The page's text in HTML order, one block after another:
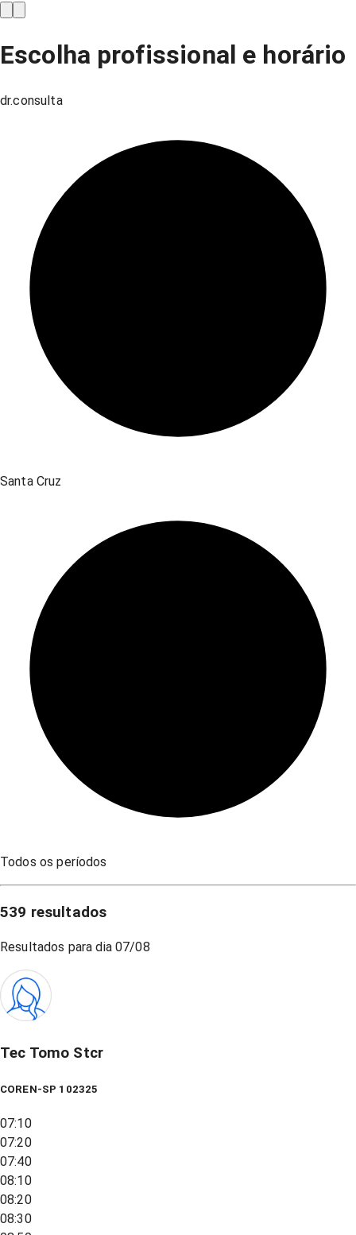
Escolha profissional e horário
dr.consulta
Santa Cruz
Todos os períodos
539 resultados
Resultados para dia 07/08
Tec Tomo Stcr
COREN-SP 102325
07:10
07:20
07:40
08:10
08:20
08:30